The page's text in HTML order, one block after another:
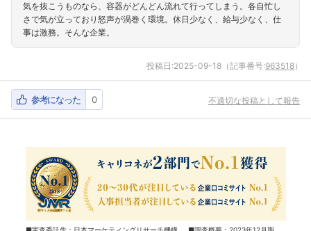
気を抜こうものなら、容器がどんどん流れて行ってしまう。各自忙し
さで気が立っており怒声が渦巻く環境。休日少なく、給与少なく、仕
事は激務。そんな企業。
投稿日:2025-09-18 （記事番号:963518）
参考になった 0 不適切な投稿として報告